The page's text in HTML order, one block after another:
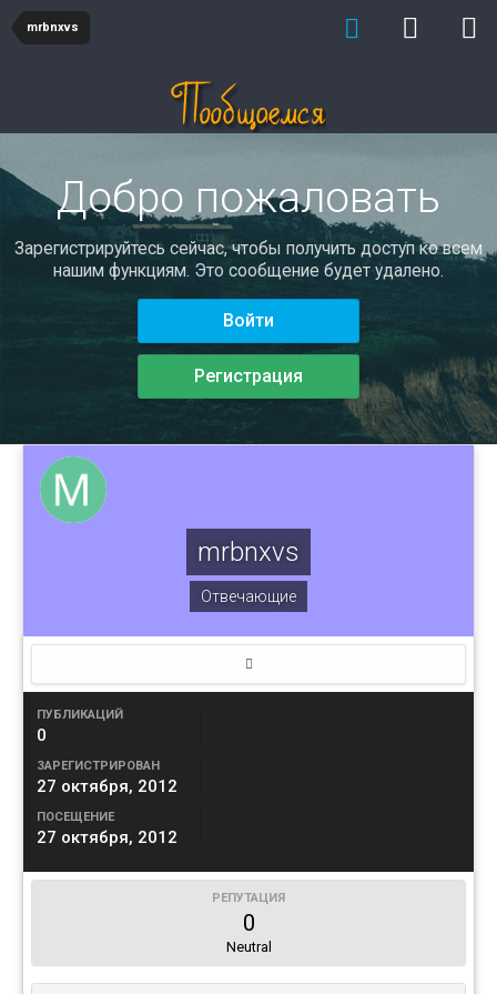
mrbnxvs
Добро пожаловать
Зарегистрируйтесь сейчас, чтобы получить доступ ко всем
нашим функциям. Это сообщение будет удалено.
Войти
Регистрация
mrbnxvs
Отвечающие
ПУБЛИКАЦИЙ
0
ЗАРЕГИСТРИРОВАН
27 октября, 2012
ПОСЕЩЕНИЕ
27 октября, 2012
РЕПУТАЦИЯ
0
Neutral